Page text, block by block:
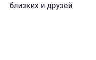
близких и друзей.